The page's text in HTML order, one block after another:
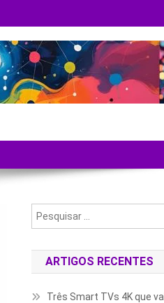
ARTIGOS RECENTES
Três Smart TVs 4K que